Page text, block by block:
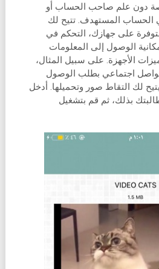
دون علم صاحب الحساب أو
المستهدف. تتيح لك
على جهازك، التحكم في
الوصول إلى المعلومات
الأجهزة. على سبيل المثال،
اجتماعي بطلب الوصول
لك التقاط صور وتحميلها. أدخل
بذلك، ثم قم بتشغيل